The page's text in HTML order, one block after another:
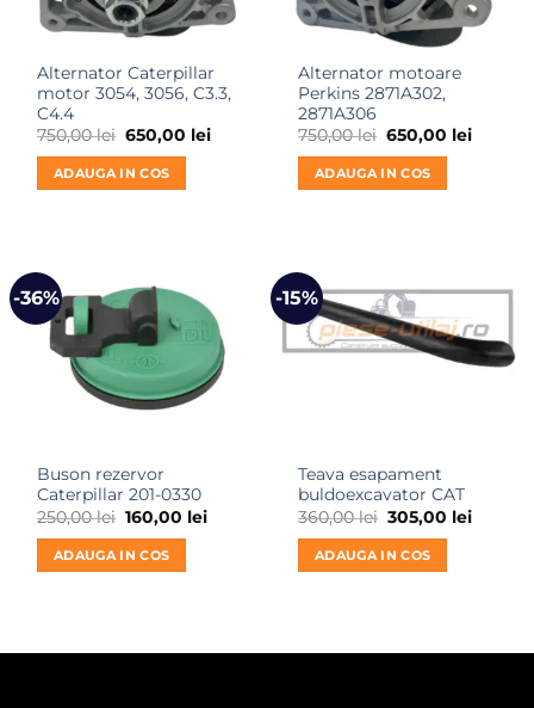
Alternator Caterpillar
motor 3054, 3056, C3.3,
C4.4
750,00lei Prețul
inițial
a
fost:
750,00 lei.
650,00 leiPrețul
ADAUGA IN COS
Alternator motoare
Perkins 2871A302,
2871A306
750,00lei Prețul
inițial
a
fost:
750,00 lei.
650,00 leiPrețul
ADAUGA IN COS
-36%
Buson rezervor
Caterpillar 201-0330
250,00lei Prețul
inițial
a
fost:
250,00 lei.
160,00 leiPrețul
ADAUGA IN COS
-15%
Teava esapament
buldoexcavator CAT
360,00lei Prețul
inițial
a
fost:
360,00 lei.
305,00 leiPrețul
ADAUGA IN COS